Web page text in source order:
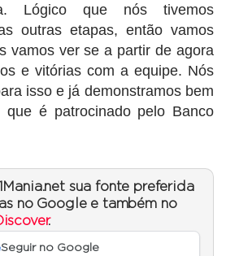
Lógico que nós tivemos
outras etapas, então vamos
vamos ver se a partir de agora
e vitórias com a equipe. Nós
isso e já demonstramos bem
que é patrocinado pelo Banco
sua fonte preferida
no Google e também no
.
Seguir no Google